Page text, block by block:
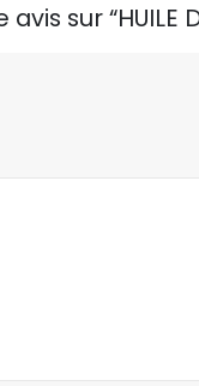
sur “HUILE DE